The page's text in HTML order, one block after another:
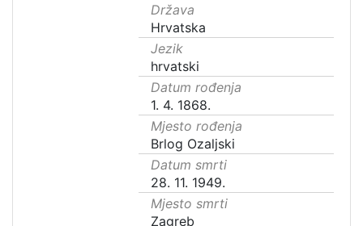
Država
Hrvatska
Jezik
hrvatski
Datum rođenja
1. 4. 1868.
Mjesto rođenja
Brlog Ozaljski
Datum smrti
28. 11. 1949.
Mjesto smrti
Zagreb